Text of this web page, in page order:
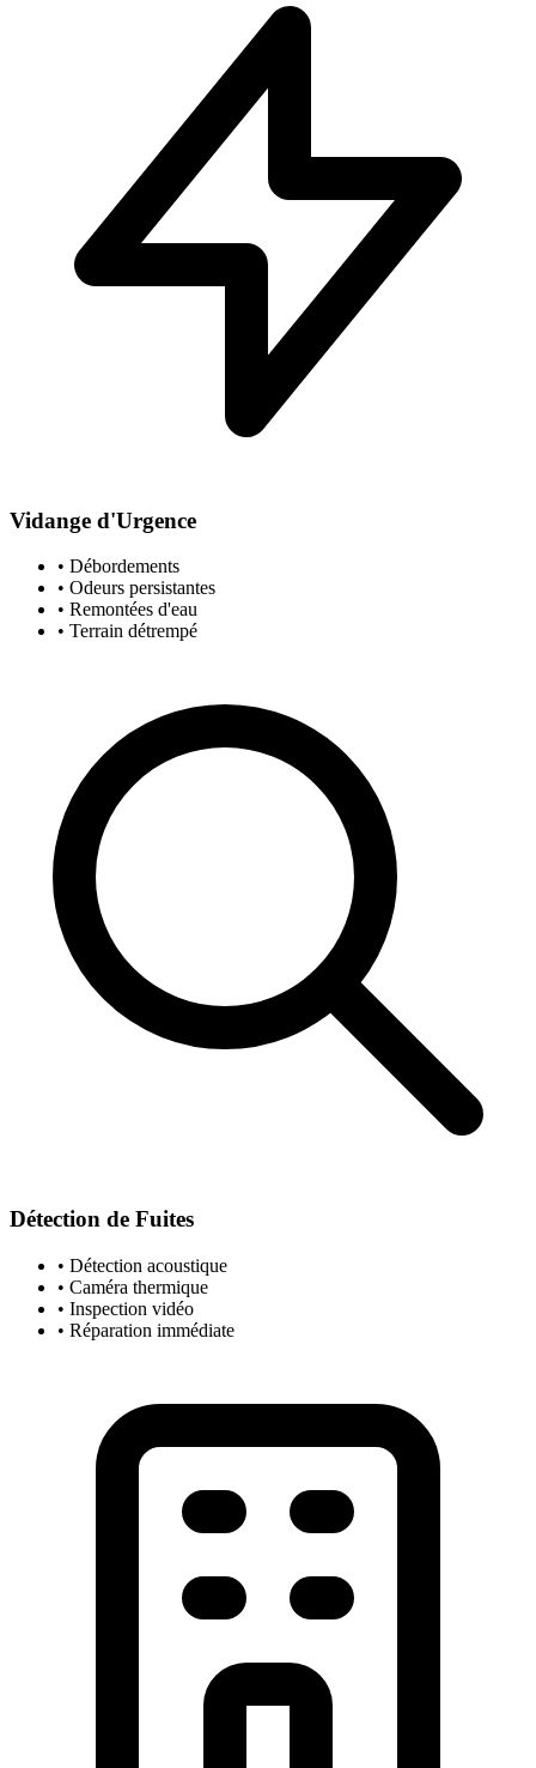
Vidange d'Urgence
• Débordements
• Odeurs persistantes
• Remontées d'eau
• Terrain détrempé
Détection de Fuites
• Détection acoustique
• Caméra thermique
• Inspection vidéo
• Réparation immédiate